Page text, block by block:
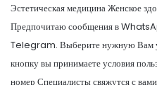
Эстетическая медицина Женское
Предпочитаю сообщения в
Telegram. Выберите нужную Вам
кнопку вы принимаете условия
номер Специалисты свяжутся с